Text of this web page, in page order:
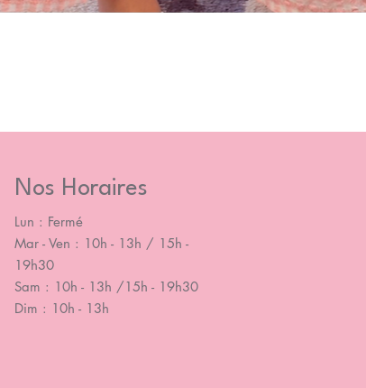
Nos Horaires
Lun : Fermé
Mar - Ven : 10h - 13h / 15h -
19h30
Sam : 10h - 13h /15h - 19h30
Dim : 10h - 13h